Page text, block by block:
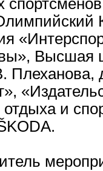
Высшая
Плеханова,
отдыха и